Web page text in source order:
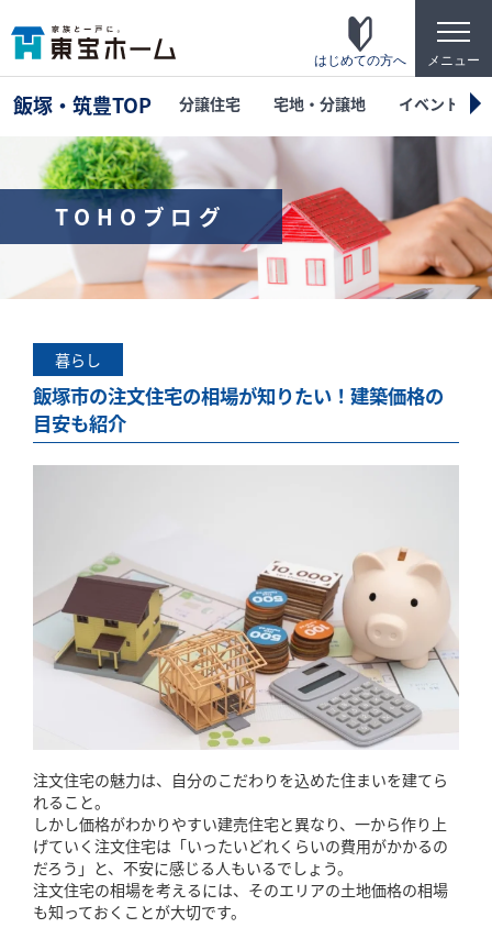
t
o
g
g
e
a
i
n
メニュー
はじめての方へ
東宝ホームの家づくり
家がお施主様にとって「満足して喜ばれている
家」になっている事を目指して・・・
東宝ホームが自信を持ってお伝えできる「高品
質」「長期優良」「安心な保証」「宿泊体験」
テクノロジー
ZEH
なぜ、ZEHをしなければならないのか？その理
由と当社のZEH住宅普及への取り組み
飯塚・筑豊TOP 分譲住宅 宅地・分譲地 イベント
TOHOブログ
暮らし
飯塚市の注文住宅の相場が知りたい！建築価格の
目安も紹介
注文住宅の魅力は、自分のこだわりを込めた住まいを建てら
れること。
しかし価格がわかりやすい建売住宅と異なり、一から作り上
げていく注文住宅は「いったいどれくらいの費用がかかるの
だろう」と、不安に感じる人もいるでしょう。
注文住宅の相場を考えるには、そのエリアの土地価格の相場
も知っておくことが大切です。